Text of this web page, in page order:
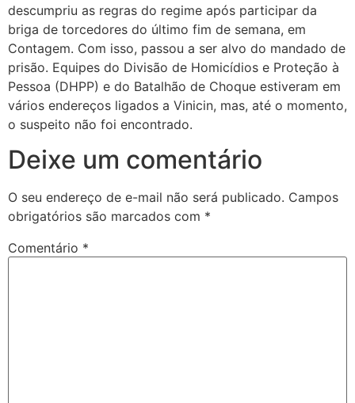
descumpriu as regras do regime após participar da
briga de torcedores do último fim de semana, em
Contagem. Com isso, passou a ser alvo do mandado de
prisão. Equipes do Divisão de Homicídios e Proteção à
Pessoa (DHPP) e do Batalhão de Choque estiveram em
vários endereços ligados a Vinicin, mas, até o momento,
o suspeito não foi encontrado.
Deixe um comentário
O seu endereço de e-mail não será publicado. Campos
obrigatórios são marcados com *
Comentário *